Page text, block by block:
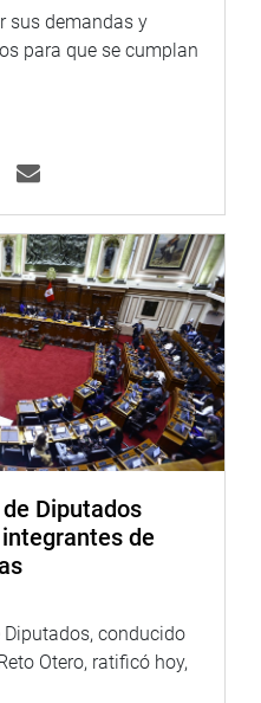
sus demandas y
para que se cumplan
Diputados
de
Diputados, conducido
Otero, ratificó hoy,